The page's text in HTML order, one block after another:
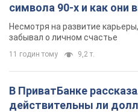
символа 90-х и как они
Несмотря на развитие
забывал о личном счастье
11 годин тому 9,2 т.
В ПриватБанке
действительны ли